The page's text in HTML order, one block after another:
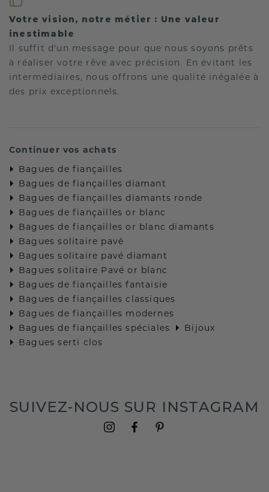
Votre vision, notre métier : Une valeur
inestimable
Il suffit d'un message pour que nous soyons prêts
à réaliser votre rêve avec précision. En évitant les
intermédiaires, nous offrons une qualité inégalée à
des prix exceptionnels.
Continuer vos achats
Bagues de fiançailles
Bagues de fiançailles diamant
Bagues de fiançailles diamants ronde
Bagues de fiançailles or blanc
Bagues de fiançailles or blanc diamants
Bagues solitaire pavé
Bagues solitaire pavé diamant
Bagues solitaire Pavé or blanc
Bagues de fiançailles fantaisie
Bagues de fiançailles classiques
Bagues de fiançailles modernes
Bagues de fiançailles spéciales
Bijoux
Bagues serti clos
SUIVEZ-NOUS SUR INSTAGRAM